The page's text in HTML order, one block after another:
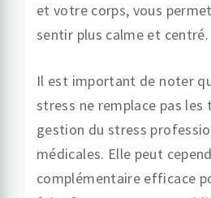
et votre corps, vous
sentir plus calme et centré.
Il est important de noter
stress ne remplace pas les
gestion du stress
médicales. Elle peut
complémentaire efficace